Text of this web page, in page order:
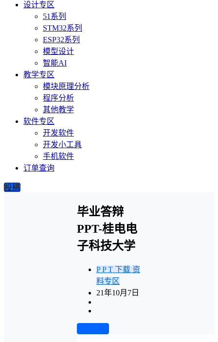
设计专区
51系列
STM32系列
ESP32系列
模型设计
智能AI
教学专区
模块原理分析
程序分析
其他教学
软件专区
开发软件
开发小工具
手机软件
订单查询
投稿
毕业答辩
PPT-桂电电
子科技大学
P P T 下载 资
料专区
21年10月7日